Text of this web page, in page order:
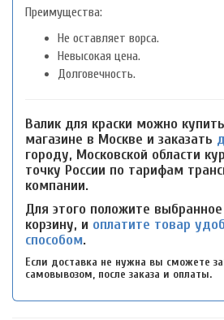
Преимущества:
Не оставляет ворса.
Невысокая цена.
Долговечность.
Валик для краски можно
магазине в Москве и заказать
городу, Московской области
точку России по тарифам
компании.
Для этого положите
корзину, и оплатите товар
способом.
Если доставка не нужна вы сможете
самовывозом, после заказа и оплаты.